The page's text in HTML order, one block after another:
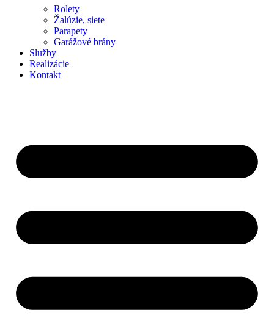
Rolety
Žalúzie, siete
Parapety
Garážové brány
Služby
Realizácie
Kontakt